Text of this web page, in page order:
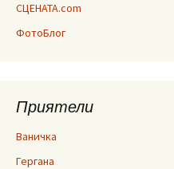
СЦЕНАТА.com
ФотоБлог
Приятели
Ваничка
Гергана